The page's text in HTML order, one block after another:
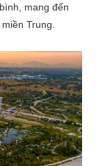
mang đến
Trung.